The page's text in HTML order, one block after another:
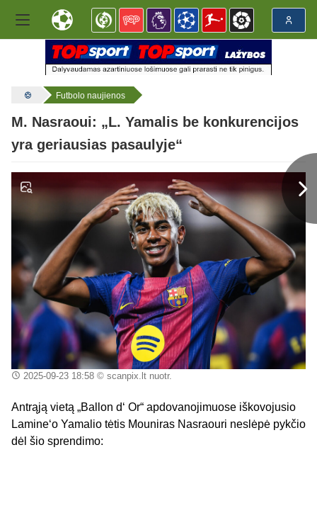
Futbolo naujienos
M. Nasraoui: „L. Yamalis be konkurencijos
yra geriausias pasaulyje“
2025-09-23 18:58© scanpix.lt nuotr.
Antrąją vietą „Ballon d‘ Or“ apdovanojimuose iškovojusio
Lamine‘o Yamalio tėtis Mouniras Nasraouri neslėpė pykčio
dėl šio sprendimo: